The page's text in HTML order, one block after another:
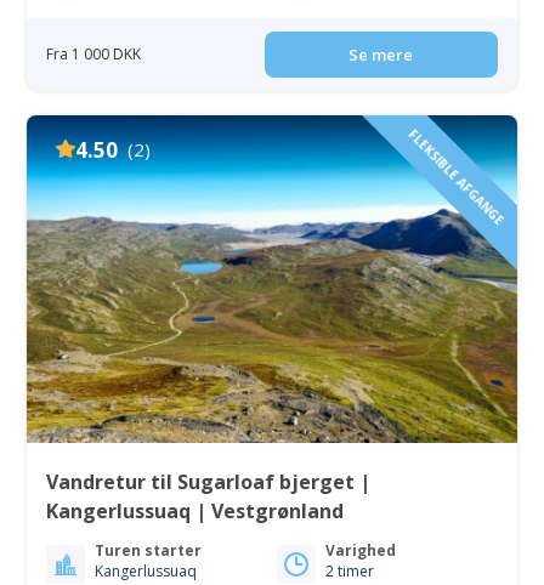
Fra 1 000 DKK Se mere
4.50 (2) FLEKSIBLE AFGANGE
Vandretur til Sugarloaf bjerget |
Kangerlussuaq | Vestgrønland
Turen starter
Kangerlussuaq
Varighed
2 timer